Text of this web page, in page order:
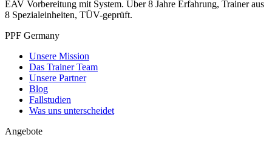
EAV Vorbereitung mit System. Über 8 Jahre Erfahrung, Trainer aus
8 Spezialeinheiten, TÜV-geprüft.
PPF Germany
Unsere Mission
Das Trainer Team
Unsere Partner
Blog
Fallstudien
Was uns unterscheidet
Angebote